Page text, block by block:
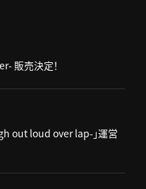
販売決定！
out loud over lap-」運営